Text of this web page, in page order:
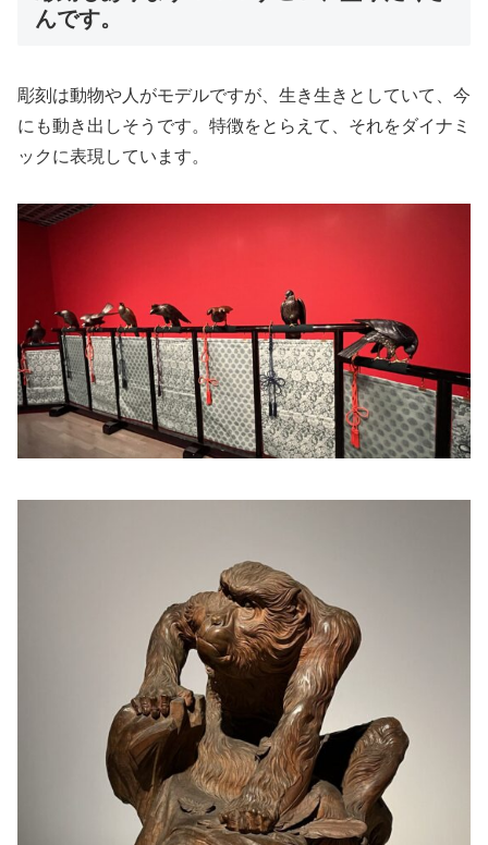
んです。
彫刻は動物や人がモデルですが、生き生きとしていて、今
にも動き出しそうです。特徴をとらえて、それをダイナミ
ックに表現しています。